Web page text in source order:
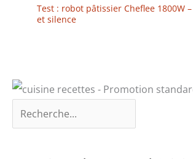
Test : robot pâtissier Cheflee 1800W
et silence